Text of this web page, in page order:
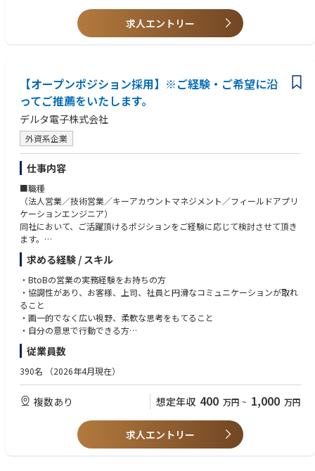
■ 新サービス・事業戦略の立案
電力市場制度・蓄電池・DX・事業開発が交差する最前線のフィールドで、
数十MW規模の蓄電池アセットやVPPを活用した新たなエネルギービジネ
スの創出に挑戦いただきます。
※本求人へ応募いただくと、応募書類（履歴書、職務経歴書、推薦書等）
に関して以下中部電力グループ3社間において共有させていただく場合が
あります
＜対象となる中部電力グループ３社＞
・中部電力株式会社
・中部電力ミライズ株式会社
・中部電力パワーグリッド株式会社
求人エントリー
【オープンポジション採用】※ご経験・ご希望に沿
ってご推薦をいたします。
デルタ電子株式会社
外資系企業
仕事内容
■職種
（法人営業／技術営業／キーアカウントマネジメント／フィールドアプリ
ケーションエンジニア）
同社において、ご活躍頂けるポジションをご経験に応じて検討させて頂き
ます。
仕事内容は面接を通じて決定致しますが、詳細に関しては担当までお問合
せ下さい。
【扱う製品について】
当社の手がける3つの事業のうち、いずれかに配属の予定です。配属事業
の分野により、扱う商品が異なります。
■パワーエレクトロニクス
ノートパソコンやゲーム機の電源アダプタなどを扱います。業界内では有
機メーカーのOEMやODMの商品も手がけています。
■インフラストラクチャー
電気自動車向けのEV関連製品や、太陽光発電のシステムに関わる商品を扱
います。近年環境問題などが注目されていることもあり、将来性のある
分野です。
工場やビルの自動化に関わる商品を扱います。例えば電子部品の製造で
は、ほんの小さなホコリが商品の品質を左右するため、製造ラインの自動
求める経験 / スキル
・BtoBの営業の実務経験をお持ちの方
・協調性があり、お客様、上司、社員と円滑なコミュニケーションが取れ
ること
・画一的でなく広い視野、柔軟な思考をもてること
・自分の意思で行動できる方
【歓迎】
電子機器メーカーやエネルギー業界での実務経験（年数不問）をお持ちの
方は、歓迎いたします。また、英語や中国語を話せる方は業務に活かして
従業員数
390名 （2026年4月現在）
複数あり 想定年収 400 万円 ~ 1,000 万円
求人エントリー